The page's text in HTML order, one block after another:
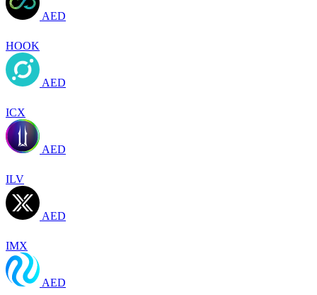
AED
HOOK
AED
ICX
AED
ILV
AED
IMX
AED